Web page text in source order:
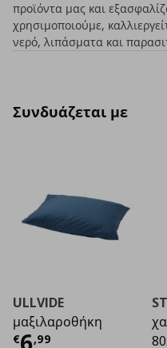
προϊόντα μας και
χρησιμοποιούμε,
νερό, λιπάσματα και
Συνδυάζεται με
ULLVIDE
μαξιλαροθήκη
€ ,99
Τρέχουσα